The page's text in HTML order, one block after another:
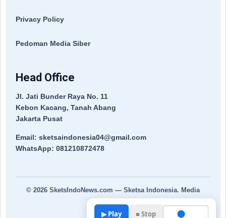
Privacy Policy
Pedoman Media Siber
Head Office
Jl. Jati Bunder Raya No. 11
Kebon Kacang, Tanah Abang
Jakarta Pusat
Email: sketsaindonesia04@gmail.com
WhatsApp: 081210872478
© 2026 SketsIndoNews.com — Sketsa Indonesia. Media
▶ Play ■ Stop